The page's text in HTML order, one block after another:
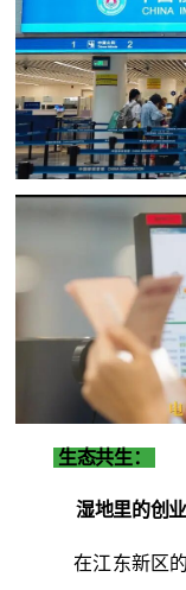
生态共生：
湿地里的创
在江东新区